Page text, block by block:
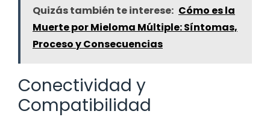
Quizás también te interese: Cómo es la
Muerte por Mieloma Múltiple: Síntomas,
Proceso y Consecuencias
Conectividad y
Compatibilidad